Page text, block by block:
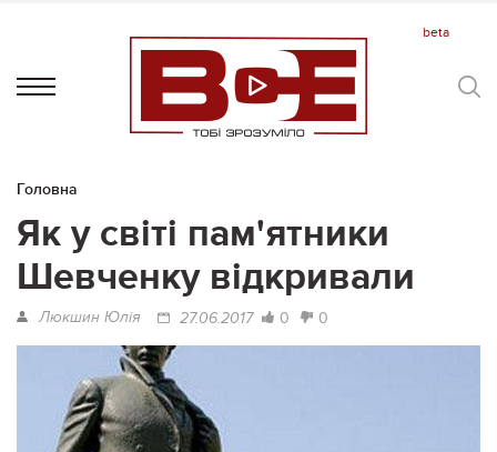
Головна
Як у світі пам'ятники
Шевченку відкривали
Люкшин Юлія 27.06.2017 0 0